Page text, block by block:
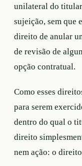
unilateral do titular
sujeição, sem que
direito de anular
de revisão de
opção contratual.
Como esses
para serem
dentro do qual o
direito
nem ação: o